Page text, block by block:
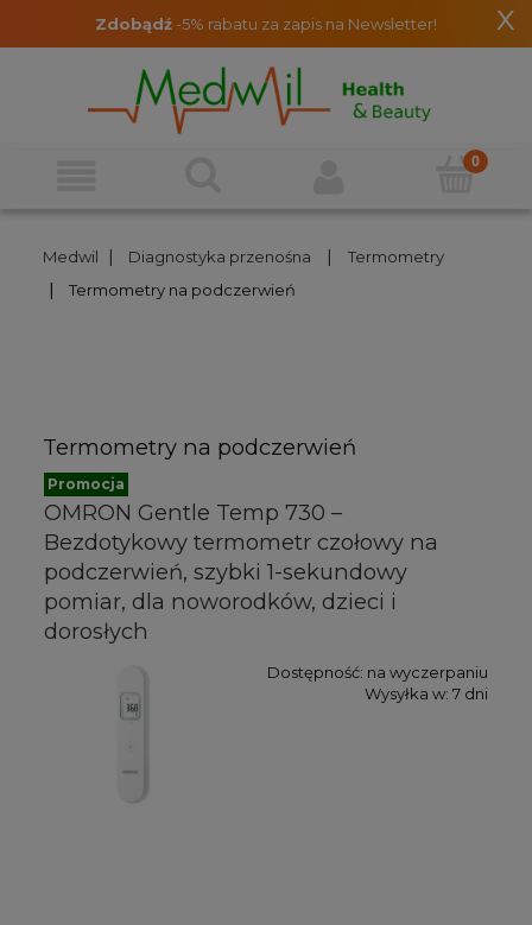
x
Zdobądź -5% rabatu za zapis na Newsletter!
Medwil | Diagnostyka przenośna | Termometry
| Termometry na podczerwień
Termometry na podczerwień
OMRON Gentle Temp 730 –
Bezdotykowy termometr czołowy na
podczerwień, szybki 1-sekundowy
pomiar, dla noworodków, dzieci i
dorosłych
Dostępność: na wyczerpaniu
Wysyłka w: 7 dni
Promocja